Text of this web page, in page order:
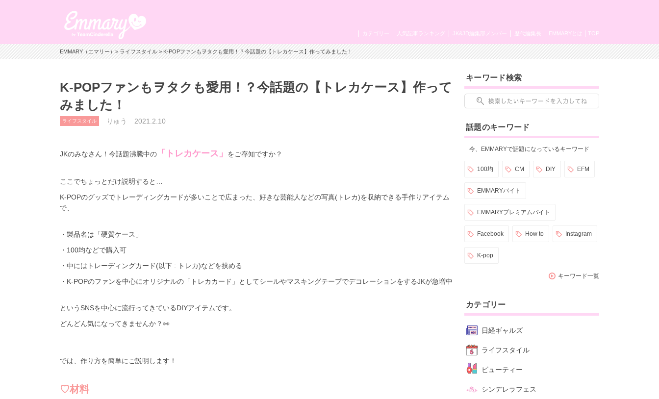
TOP
EMMARYとは
歴代編集長
JK&JD編集部メンバー
人気記事ランキング
カテゴリー
EMMARY（エマリー）>ライフスタイル> K-POPファンもヲタクも愛用！？今話題の【トレカケース】作ってみました！
K-POPファンもヲタクも愛用！？今話題の【トレカケース】作って
みました！
ライフスタイル りゅう 2021.2.10
JKのみなさん！今話題沸騰中の 「トレカケース」 をご存知ですか？
ここでちょっとだけ説明すると…
K-POPのグッズでトレーディングカードが多いことで広まった、好きな芸能人などの写真(トレカ)を収納できる手作りアイテム
で、
・製品名は「硬質ケース」
・100均などで購入可
・中にはトレーディングカード(以下 : トレカ)などを挟める
・K-POPのファンを中心にオリジナルの「トレカカード」としてシールやマスキングテープでデコレーションをするJKが急増中
というSNSを中心に流行ってきているDIYアイテムです。
どんどん気になってきませんか？👀
では、作り方を簡単にご説明します！
♡材料
キーワード検索
話題のキーワード
今、EMMARYで話題になっているキーワード
100均 CM DIY EFM
EMMARYバイト
EMMARYプレミアムバイト
Facebook How to Instagram
K-pop
キーワード一覧
カテゴリー
日経ギャルズ
ライフスタイル
ビューティー
シンデレラフェス